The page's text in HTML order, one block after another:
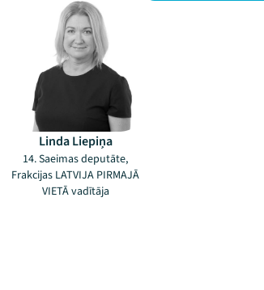
Linda Liepiņa
14. Saeimas deputāte,
Frakcijas LATVIJA PIRMAJĀ
VIETĀ vadītāja